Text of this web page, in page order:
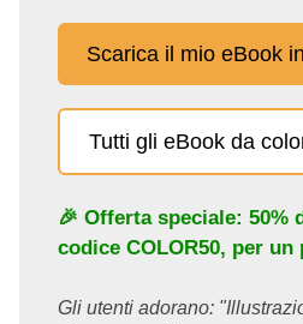
Scarica il mio eBook
Tutti gli eBook da
🎉 Offerta speciale: 50%
codice COLOR50, per un
Gli utenti adorano: